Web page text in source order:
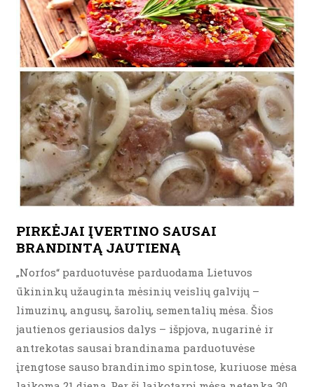
PIRKĖJAI ĮVERTINO SAUSAI
BRANDINTĄ JAUTIENĄ
„Norfos“ parduotuvėse parduodama Lietuvos
ūkininkų užauginta mėsinių veislių galvijų –
limuzinų, angusų, šarolių, sementalių mėsa. Šios
jautienos geriausios dalys – išpjova, nugarinė ir
antrekotas sausai brandinama parduotuvėse
įrengtose sauso brandinimo spintose, kuriuose mėsa